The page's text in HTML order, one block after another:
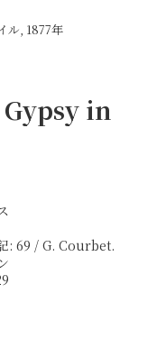
ル, 1877年
Gypsy in
: 69 / G. Courbet.